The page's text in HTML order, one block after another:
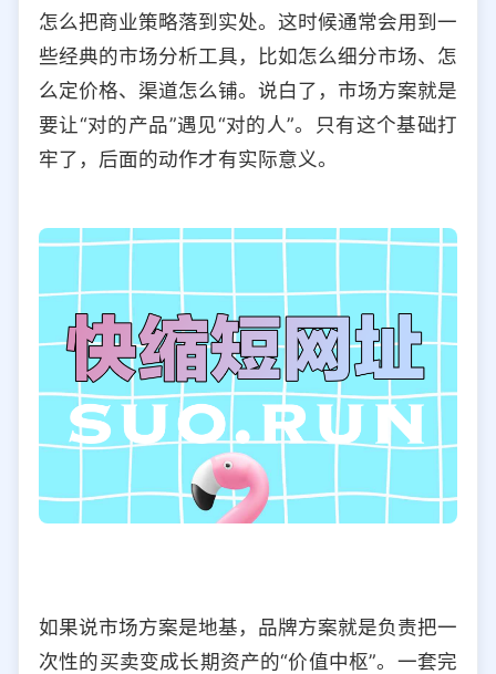
怎么把商业策略落到实处。这时候通常会用到一
些经典的市场分析工具，比如怎么细分市场、怎
么定价格、渠道怎么铺。说白了，市场方案就是
要让“对的产品”遇见“对的人”。只有这个基础打
牢了，后面的动作才有实际意义。
如果说市场方案是地基，品牌方案就是负责把一
次性的买卖变成长期资产的“价值中枢”。一套完